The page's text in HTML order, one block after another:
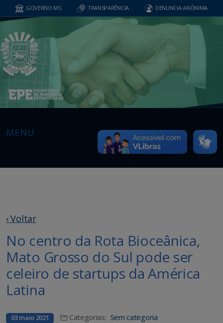
GOVERNO MS TRANSPARÊNCIA DENUNCIA ANÔNIMA
MENU
‹ Voltar
No centro da Rota Bioceânica,
Mato Grosso do Sul pode ser
celeiro de startups da América
Latina
03 maio 2021 Categorias: Sem categoria